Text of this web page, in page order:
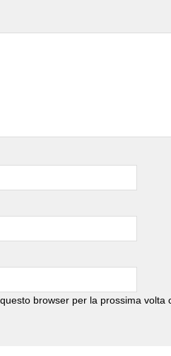
browser per la prossima volta